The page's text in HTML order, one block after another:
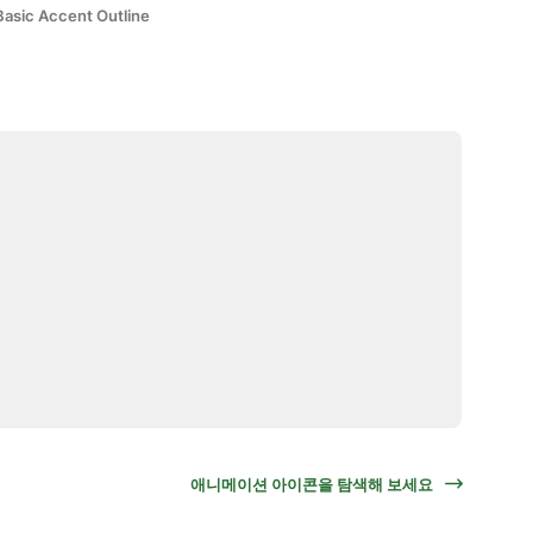
Accent Outline
애니메이션 아이콘을 탐색해 보세요